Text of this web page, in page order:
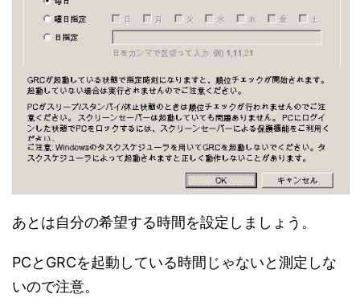
あとは自分の希望する時間を設定しましょう。
PCとGRCを起動している時間じゃないと測定しな
いので注意。